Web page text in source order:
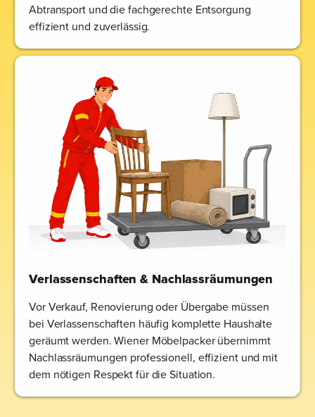
Abtransport und die fachgerechte Entsorgung
effizient und zuverlässig.
Verlassenschaften & Nachlassräumungen
Vor Verkauf, Renovierung oder Übergabe müssen
bei Verlassenschaften häufig komplette Haushalte
geräumt werden. Wiener Möbelpacker übernimmt
Nachlassräumungen professionell, effizient und mit
dem nötigen Respekt für die Situation.